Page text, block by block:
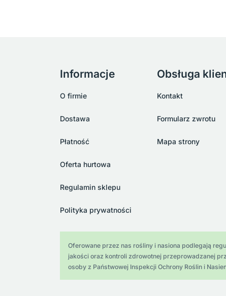
Informacje
O firmie
Dostawa
Płatność
Oferta hurtowa
Regulamin sklepu
Polityka prywatności
Obsługa
Kontakt
Formularz zwrotu
Mapa strony
Oferowane przez nas rośliny i nasiona podlegają
jakości oraz kontroli zdrowotnej przeprowadzanej
osoby z Państwowej Inspekcji Ochrony Roślin i